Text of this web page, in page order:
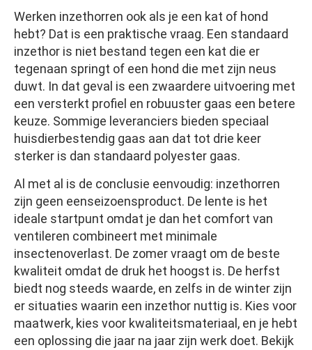
Werken inzethorren ook als je een kat of hond
hebt? Dat is een praktische vraag. Een standaard
inzethor is niet bestand tegen een kat die er
tegenaan springt of een hond die met zijn neus
duwt. In dat geval is een zwaardere uitvoering met
een versterkt profiel en robuuster gaas een betere
keuze. Sommige leveranciers bieden speciaal
huisdierbestendig gaas aan dat tot drie keer
sterker is dan standaard polyester gaas.
Al met al is de conclusie eenvoudig: inzethorren
zijn geen eenseizoensproduct. De lente is het
ideale startpunt omdat je dan het comfort van
ventileren combineert met minimale
insectenoverlast. De zomer vraagt om de beste
kwaliteit omdat de druk het hoogst is. De herfst
biedt nog steeds waarde, en zelfs in de winter zijn
er situaties waarin een inzethor nuttig is. Kies voor
maatwerk, kies voor kwaliteitsmateriaal, en je hebt
een oplossing die jaar na jaar zijn werk doet. Bekijk